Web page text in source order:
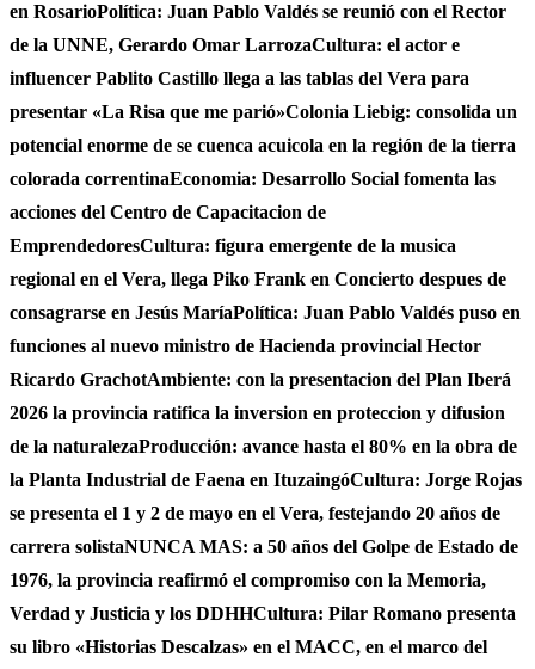
en RosarioPolítica: Juan Pablo Valdés se reunió con el Rector
de la UNNE, Gerardo Omar LarrozaCultura: el actor e
influencer Pablito Castillo llega a las tablas del Vera para
presentar «La Risa que me parió»Colonia Liebig: consolida un
potencial enorme de se cuenca acuicola en la región de la tierra
colorada correntinaEconomia: Desarrollo Social fomenta las
acciones del Centro de Capacitacion de
EmprendedoresCultura: figura emergente de la musica
regional en el Vera, llega Piko Frank en Concierto despues de
consagrarse en Jesús MaríaPolítica: Juan Pablo Valdés puso en
funciones al nuevo ministro de Hacienda provincial Hector
Ricardo GrachotAmbiente: con la presentacion del Plan Iberá
2026 la provincia ratifica la inversion en proteccion y difusion
de la naturalezaProducción: avance hasta el 80% en la obra de
la Planta Industrial de Faena en ItuzaingóCultura: Jorge Rojas
se presenta el 1 y 2 de mayo en el Vera, festejando 20 años de
carrera solistaNUNCA MAS: a 50 años del Golpe de Estado de
1976, la provincia reafirmó el compromiso con la Memoria,
Verdad y Justicia y los DDHHCultura: Pilar Romano presenta
su libro «Historias Descalzas» en el MACC, en el marco del